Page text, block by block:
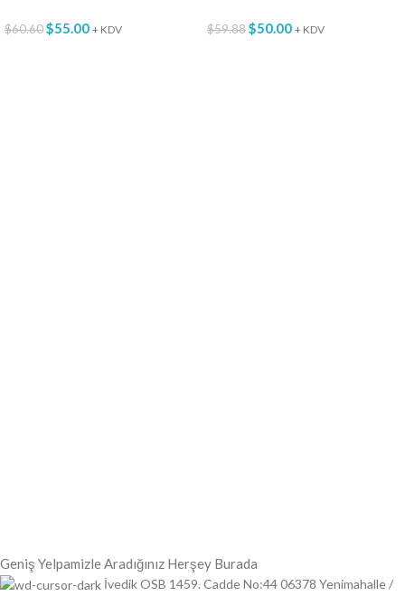
$60.60$55.00 + KDV $59.88$50.00 + KDV
Geniş Yelpamizle Aradığınız Herşey Burada
İvedik OSB 1459. Cadde No:44 06378 Yenimahalle /